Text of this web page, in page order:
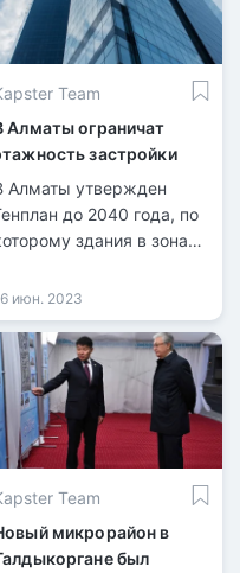
Team
Алматы ограничат
застройки
Алматы утвержден
до 2040 года, по
здания в зонах
не будут
выше шести
об этом сообщили
городском акимате.
июн. 2023
Team
микрорайон в
был